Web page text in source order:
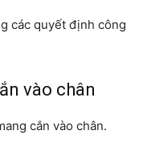
các quyết định công
vào chân
cắn vào chân.